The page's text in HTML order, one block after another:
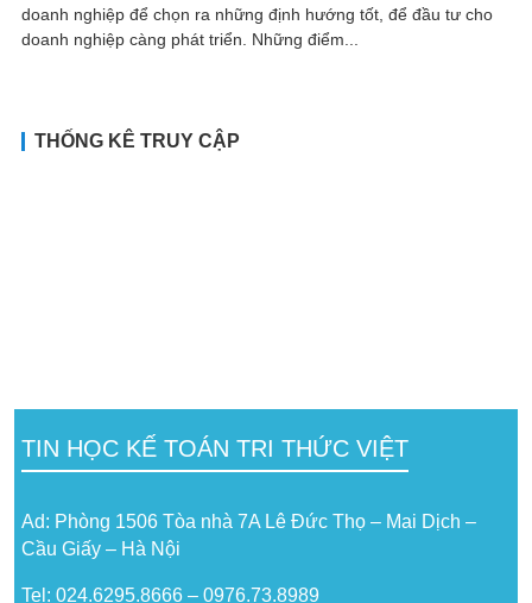
doanh nghiệp để chọn ra những định hướng tốt, để đầu tư cho
doanh nghiệp càng phát triển. Những điểm...
THỐNG KÊ TRUY CẬP
TIN HỌC KẾ TOÁN TRI THỨC VIỆT
Ad: Phòng 1506 Tòa nhà 7A Lê Đức Thọ – Mai Dịch –
Cầu Giấy – Hà Nội
Tel: 024.6295.8666 – 0976.73.8989